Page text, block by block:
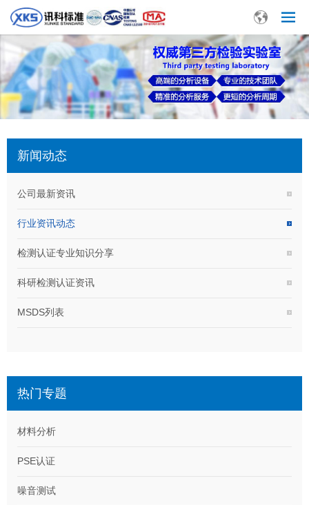
新闻动态
公司最新资讯
行业资讯动态
检测认证专业知识分享
科研检测认证资讯
MSDS列表
热门专题
材料分析
PSE认证
噪音测试